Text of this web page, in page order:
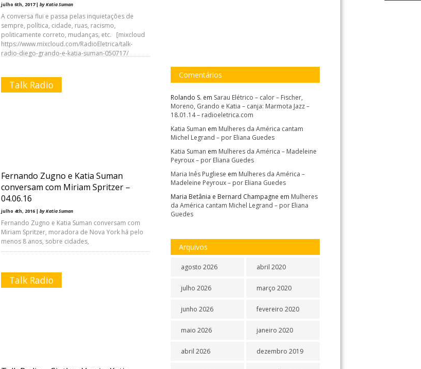
julho 6th, 2017 | by Katia Suman
A conversa flui e passa pelas inquietações de
sempre, política, cidade, ruas, racismo,
politicamente correto, mudanças, etc. [mixcloud
https://www.mixcloud.com/RadioEletrica/talk-
radio-diego-grando-e-katia-suman-050717/
Talk Radio
Fernando Zugno e Katia Suman
conversam com Miriam Spritzer –
04.06.16
julho 4th, 2016 | by Katia Suman
Fernando Zugno e Katia Suman conversam com
Miriam Spritzer, moradora de Nova York há pelo
menos 8 anos, sobre cidades,
Talk Radio
Comentários
Rolando S. em Sarau Elétrico – calor – Fischer,
Moreno, Grando e Katia – canja: Marmota Jazz –
18.01.14 – radioeletrica.com
Katia Suman em Mulheres da América cantam
Michel Legrand – por Eliana Guedes
Katia Suman em Mulheres da América – Madeleine
Peyroux – por Eliana Guedes
Maria Inês Pugliese em Mulheres da América –
Madeleine Peyroux – por Eliana Guedes
Maria Betânia e Bernard Champagne em Mulheres
da América cantam Michel Legrand – por Eliana
Guedes
Arquivos
agosto 2026
julho 2026
junho 2026
maio 2026
abril 2026
abril 2020
março 2020
fevereiro 2020
janeiro 2020
dezembro 2019